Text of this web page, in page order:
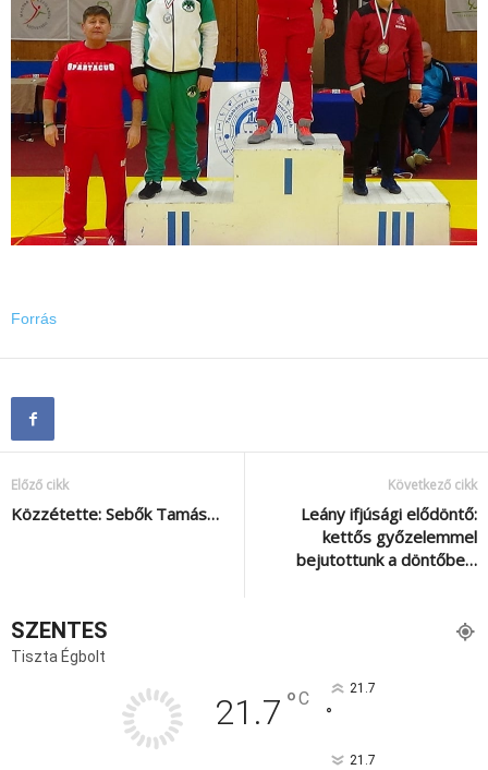
Forrás
Előző cikk
Közzétette: Sebők Tamás…
Következő cikk
Leány ifjúsági elődöntő:
kettős győzelemmel
bejutottunk a döntőbe…
SZENTES
Tiszta Égbolt
21.7 °C 21.7
°
21.7